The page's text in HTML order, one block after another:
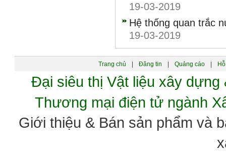
19-03-2019
Hệ thống quan trắc
19-03-2019
Trang chủ Đăng tin Quảng cáo
Đại siêu thị Vật liệu xây
Thương mại điện tử ngành
Giới thiệu & Bán sản phẩm và